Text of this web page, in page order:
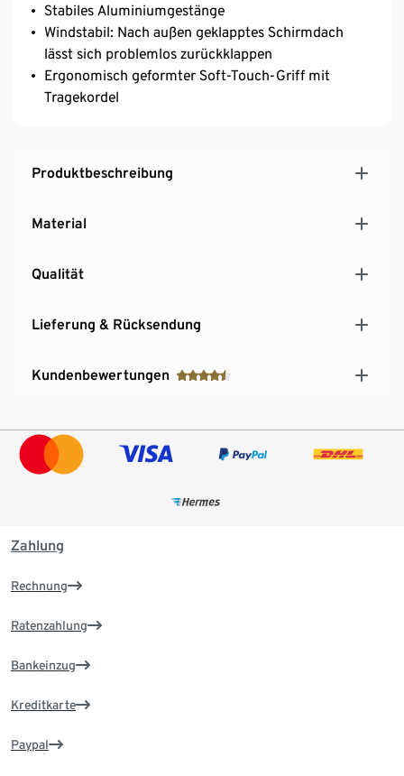
Stabiles Aluminiumgestänge
Windstabil: Nach außen geklapptes Schirmdach
lässt sich problemlos zurückklappen
Ergonomisch geformter Soft-Touch-Griff mit
Tragekordel
Produktbeschreibung
Material
Qualität
Lieferung & Rücksendung
Kundenbewertungen
Zahlung
Rechnung
Ratenzahlung
Bankeinzug
Kreditkarte
Paypal